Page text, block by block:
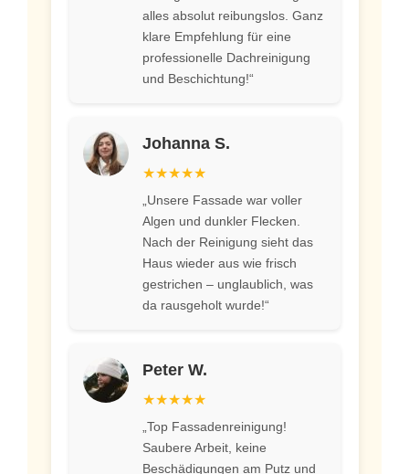
alles absolut reibungslos. Ganz
klare Empfehlung für eine
professionelle Dachreinigung
und Beschichtung!“
Johanna S.
★★★★★
„Unsere Fassade war voller
Algen und dunkler Flecken.
Nach der Reinigung sieht das
Haus wieder aus wie frisch
gestrichen – unglaublich, was
da rausgeholt wurde!“
Peter W.
★★★★★
„Top Fassadenreinigung!
Saubere Arbeit, keine
Beschädigungen am Putz und